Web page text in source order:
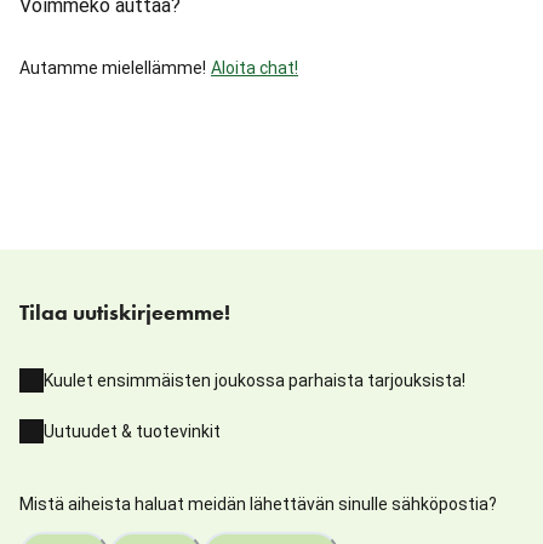
Voimmeko auttaa?
Autamme mielellämme! Aloita chat!
Tilaa uutiskirjeemme!
Kuulet ensimmäisten joukossa parhaista tarjouksista!
Uutuudet & tuotevinkit
Mistä aiheista haluat meidän lähettävän sinulle sähköpostia?